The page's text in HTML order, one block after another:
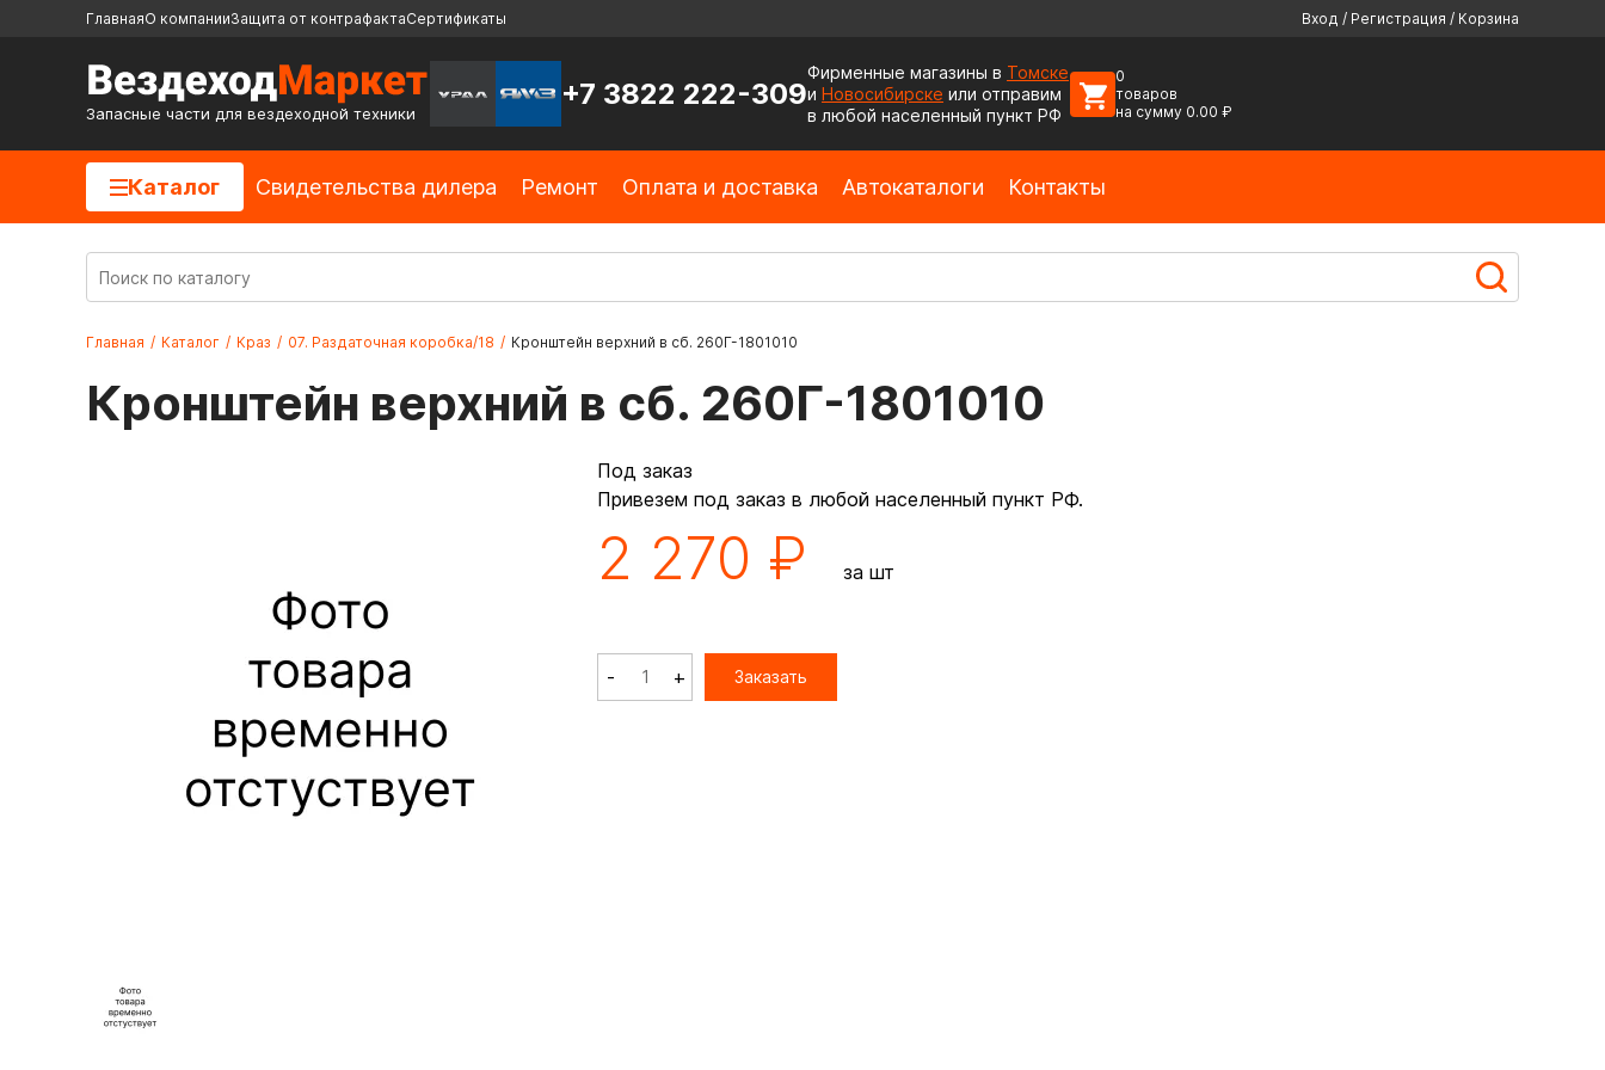
ГлавнаяО компанииЗащита от контрафактаСертификаты Вход / Регистрация / Корзина
Запасные части для вездеходной техники
+7 3822 222-309
Фирменные магазины в Томске
и Новосибирске или отправим
в любой населенный пункт РФ
0
товаров
на сумму 0.00 ₽
Каталог Cвидетельства дилера Ремонт Оплата и доставка Автокаталоги Контакты
Главная / Каталог / Краз / 07. Раздаточная коробка/18 / Кронштейн верхний в сб. 260Г-1801010
Кронштейн верхний в сб. 260Г-1801010
Под заказ
Привезем под заказ в любой населенный пункт РФ.
2 270 ₽ за шт
- + Заказать